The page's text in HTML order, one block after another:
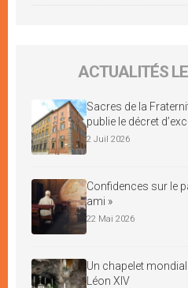
ACTUALITÉS
Sacres de la
publie le décret
2 Juil 2026
Confidences sur le
ami »
22 Mai 2026
Un chapelet
Léon XIV